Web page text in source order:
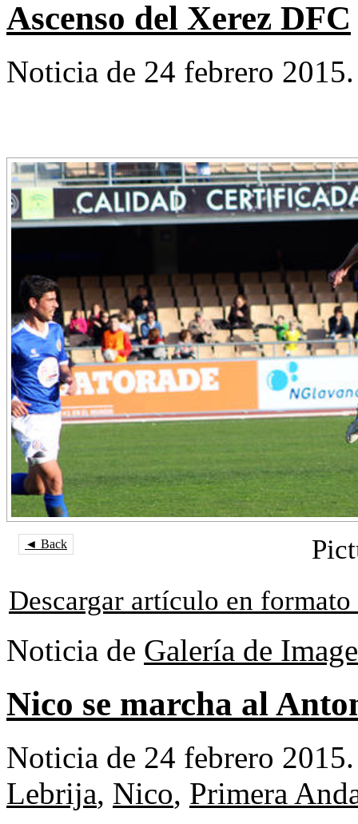
Ascenso del Xerez DFC
Noticia de 24 febrero
◄ Back
Descargar artículo en formato
Noticia de Galería de
Nico se marcha al
Noticia de 24 febrero
Lebrija, Nico, Primera